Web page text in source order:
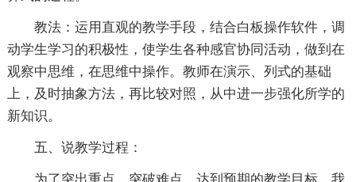
教法：运用直观的教学手段，结合白板操作软件，调
动学生学习的积极性，使学生各种感官协同活动，做到在
观察中思维，在思维中操作。教师在演示、列式的基础
上，及时抽象方法，再比较对照，从中进一步强化所学的
新知识。
五、说教学过程：